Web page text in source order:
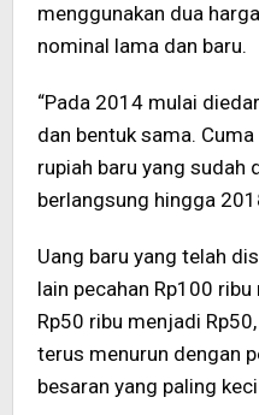
menggunakan dua
nominal lama dan baru.
“Pada 2014 mulai
dan bentuk sama.
rupiah baru yang sudah
berlangsung hingga
Uang baru yang telah
lain pecahan Rp100
Rp50 ribu menjadi
terus menurun dengan
besaran yang paling